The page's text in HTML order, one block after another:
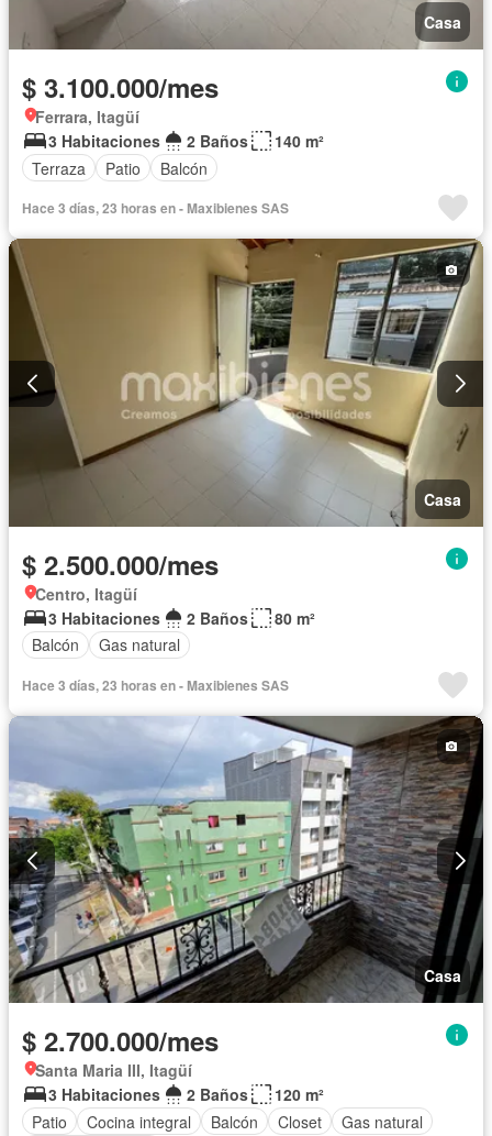
Casa
$ 3.100.000/mes
Ferrara, Itagüí
3 Habitaciones
2 Baños
140 m²
Terraza
Patio Balcón
Hace 3 días, 23 horas en - Maxibienes SAS
Casa
$ 2.500.000/mes
Centro, Itagüí
3 Habitaciones
2 Baños
80 m²
Balcón
Gas natural
Hace 3 días, 23 horas en - Maxibienes SAS
Casa
$ 2.700.000/mes
Santa Maria III, Itagüí
3 Habitaciones
2 Baños
120 m²
Patio
Cocina integral Balcón Closet
Gas natural